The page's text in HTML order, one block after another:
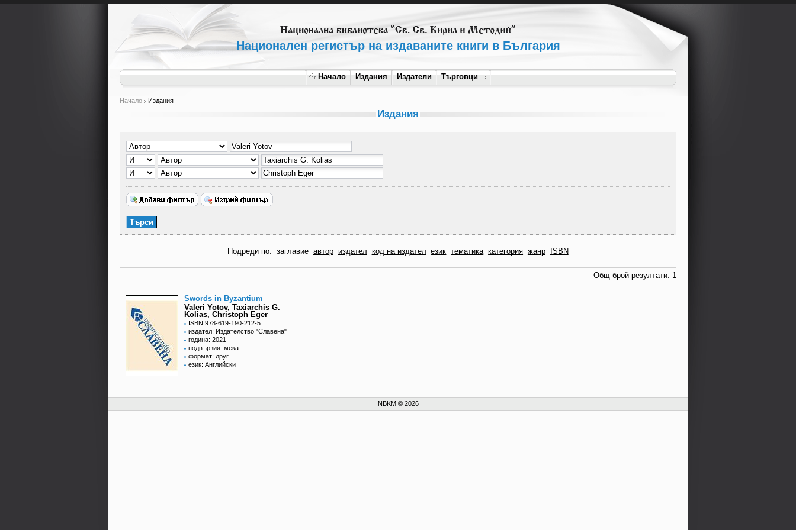
Национален регистър на издаваните книги в България
Начало Издания Издатели Търговци
Начало Издания
Издания
Подреди по: заглавие автор издател код на издател език тематика категория жанр ISBN
Общ брой резултати: 1
Swords in Byzantium
Valeri Yotov, Taxiarchis G.
Kolias, Christoph Eger
ISBN 978-619-190-212-5
издател: Издателство "Славена"
година: 2021
подвързия: мека
формат: друг
език: Английски
NBKM © 2026